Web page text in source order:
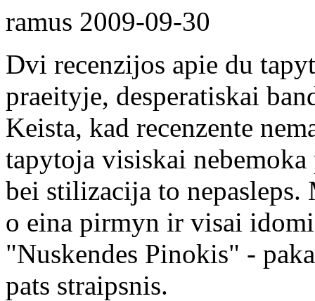
ramus 2009-09-30
Dvi recenzijos apie du
praeityje, desperatiskai
Keista, kad recenzente
tapytoja visiskai
bei stilizacija to
o eina pirmyn ir visai
"Nuskendes Pinokis" -
pats straipsnis.